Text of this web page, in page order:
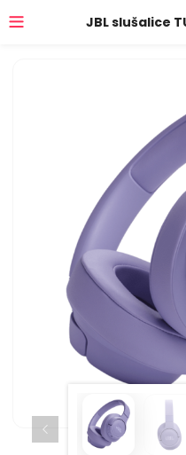
JBL slušalice